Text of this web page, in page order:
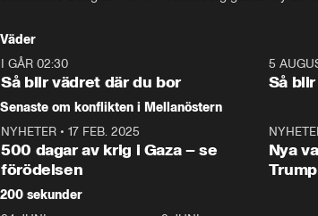
tonårsutvisningarna och hur
Moderaterna ska locka
väljare till valet i höst.
Väder
I GÅR 02:30
Så blir vädret där du bor
5
Så
Senaste om konflikten i Mellanöstern
NYHETER • 17 FEB. 2025
500 dagar av krig i Gaza – se
förödelsen
Nya
Trump
200 sekunder